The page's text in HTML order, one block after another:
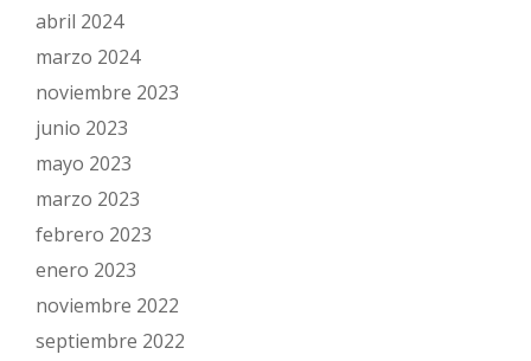
abril 2024
marzo 2024
noviembre 2023
junio 2023
mayo 2023
marzo 2023
febrero 2023
enero 2023
noviembre 2022
septiembre 2022